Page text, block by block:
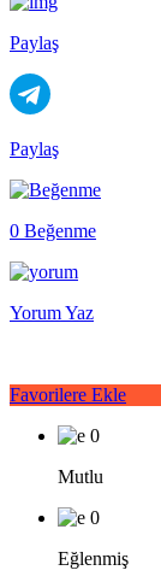
Paylaş
Paylaş
0 Beğenme
Yorum Yaz
Favorilere Ekle
0
Mutlu
0
Eğlenmiş